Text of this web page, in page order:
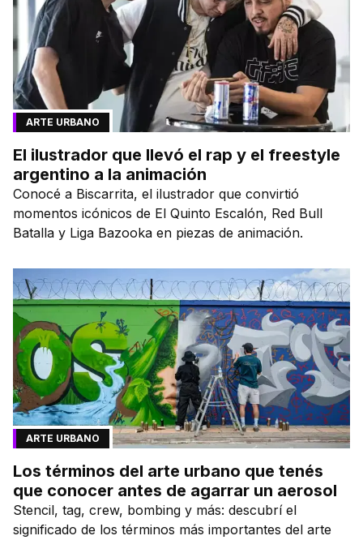
ARTE URBANO
El ilustrador que llevó el rap y el freestyle
argentino a la animación
Conocé a Biscarrita, el ilustrador que convirtió
momentos icónicos de El Quinto Escalón, Red Bull
Batalla y Liga Bazooka en piezas de animación.
ARTE URBANO
Los términos del arte urbano que tenés
que conocer antes de agarrar un aerosol
Stencil, tag, crew, bombing y más: descubrí el
significado de los términos más importantes del arte